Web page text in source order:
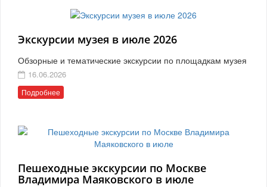
Экскурсии музея в июле 2026
Обзорные и тематические экскурсии по площадкам музея
16.06.2026
Подробнее
Пешеходные экскурсии по Москве
Владимира Маяковского в июле